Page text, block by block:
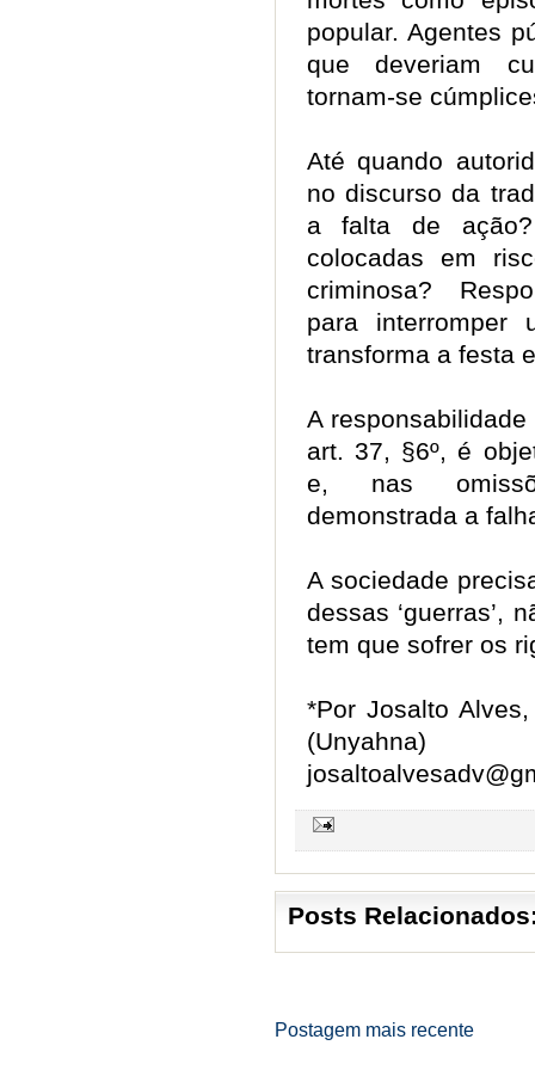
popular. Agentes
que deveriam
tornam-se
Até quando
no discurso da
a falta de
colocadas em
criminosa?
para interromper
transforma a festa
A
art. 37, §6º, é
e, nas
demonstrada a
A sociedade
dessas ‘guerras’,
tem que sofrer
*Por Josalto
(Unyahna)
Posts
Postagem mais recente